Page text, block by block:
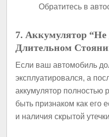
Обратитесь в
7. Аккумулятор
Длительном
Если ваш автомобиль
эксплуатировался, а
аккумулятор полностью
быть признаком как его
и наличия скрытой